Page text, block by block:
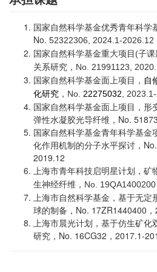
国家自然科学基金优秀青年科学
No. 52322306, 2024.1-2026.12
国家自然科学基金重大项目(子
关系研究，No. 21991123,
国家自然科学基金面上项目， 自
化研究 ， No. 22275032,
国家自然科学基金面上项目，
弹性水凝胶光导纤维，No.
国家自然科学基金青年科学基
化作用机制的分子水平探讨，
2019.12
上海市青年科技启明星计划，矿
生神经纤维，No.
上海市自然科学基金，基于无定
球的制备，No. 17ZR1440400
上海市晨光计划，基于仿生矿化
研究，No. 16CG32，2017.1-